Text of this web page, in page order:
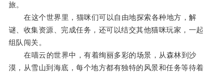
旅。
在这个世界里，猫咪们可以自由地探索各种地方，解
谜、收集资源、完成任务，还可以结交其他猫咪玩家，一起
组队闯关。
在喵云的世界中，有着绚丽多彩的场景，从森林到沙
漠，从雪山到海底，每个地方都有独特的风景和任务等待着